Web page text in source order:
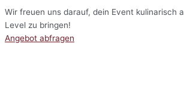
Wir freuen uns darauf, dein Event kulinarisch
Level zu bringen!
Angebot abfragen